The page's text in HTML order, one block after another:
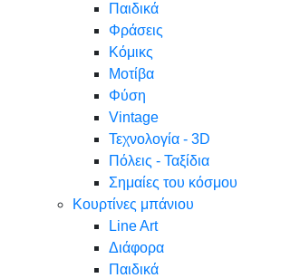
Παιδικά
Φράσεις
Κόμικς
Μοτίβα
Φύση
Vintage
Τεχνολογία - 3D
Πόλεις - Ταξίδια
Σημαίες του κόσμου
Κουρτίνες μπάνιου
Line Art
Διάφορα
Παιδικά